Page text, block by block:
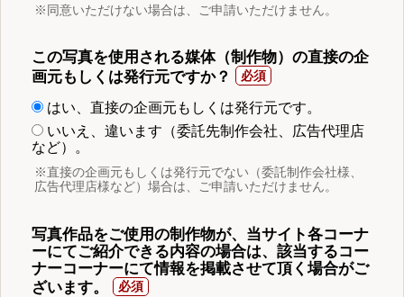
※同意いただけない場合は、ご申請いただけません。
この写真を使用される媒体（制作物）の直接の企
画元もしくは発行元ですか？
はい、直接の企画元もしくは発行元です。
いいえ、違います（委託先制作会社、広告代理店
など）。
※直接の企画元もしくは発行元でない（委託制作会社様、
広告代理店様など）場合は、ご申請いただけません。
写真作品をご使用の制作物が、当サイト各コーナ
ーにてご紹介できる内容の場合は、該当するコー
ナーコーナーにて情報を掲載させて頂く場合がご
ざいます。